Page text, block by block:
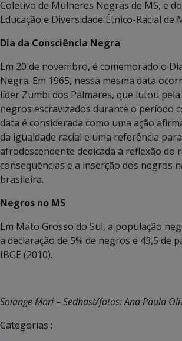
Coletivo de Mulheres Negras de MS, e
Educação e Diversidade Étnico-Racial de
Dia da Consciência Negra
Em 20 de novembro, é comemorado o
Negra. Em 1965, nessa mesma data
líder Zumbi dos Palmares, que lutou
negros escravizados durante o período
data é considerada como uma ação
da igualdade racial e uma referência
afrodescendente dedicada à reflexão do
consequências e a inserção dos negros
brasileira.
Negros no MS
Em Mato Grosso do Sul, a população
a declaração de 5% de negros e 43,5 de
IBGE (2010).
Solange Mori – Sedhast/fotos: Ana Paula
Categorias :